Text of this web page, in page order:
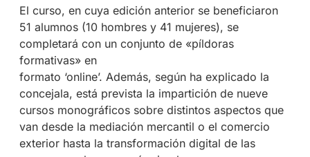
El curso, en cuya edición anterior se beneficiaron
51 alumnos (10 hombres y 41 mujeres), se
completará con un conjunto de «píldoras
formativas» en
formato ‘online’. Además, según ha explicado la
concejala, está prevista la impartición de nueve
cursos monográficos sobre distintos aspectos que
van desde la mediación mercantil o el comercio
exterior hasta la transformación digital de las